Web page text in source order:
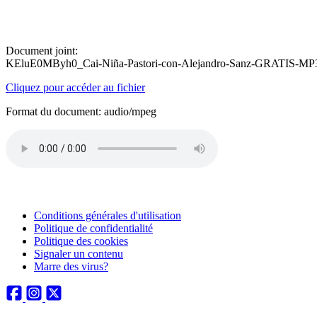
Document joint:
KEluE0MByh0_Cai-Niña-Pastori-con-Alejandro-Sanz-GRATIS-
Cliquez pour accéder au fichier
Format du document: audio/mpeg
Conditions générales d'utilisation
Politique de confidentialité
Politique des cookies
Signaler un contenu
Marre des virus?